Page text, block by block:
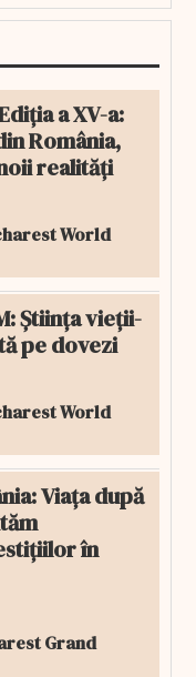
a XV-a:
România,
realități
World
Știința vieții-
pe dovezi
World
Viața după
în
Grand